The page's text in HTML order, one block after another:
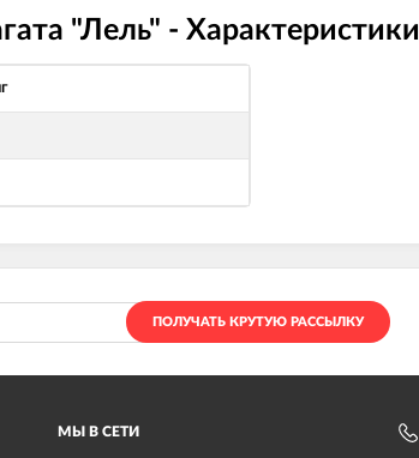
"Лель" - Характеристики
ПОЛУЧАТЬ КРУТУЮ РАССЫЛКУ
МЫ В СЕТИ